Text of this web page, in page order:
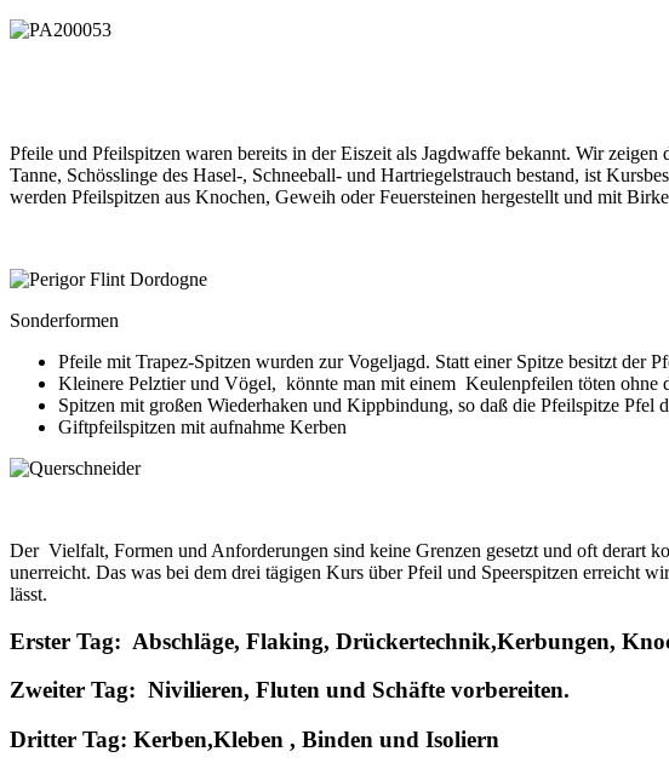
Pfeile und Pfeilspitzen waren bereits in der Eiszeit als Jagdwaffe bekannt. Wir
Tanne, Schösslinge des Hasel-, Schneeball- und Hartriegelstrauch bestand, ist
werden Pfeilspitzen aus Knochen, Geweih oder Feuersteinen hergestellt und mit
Sonderformen
Pfeile mit Trapez-Spitzen wurden zur Vogeljagd. Statt einer Spitze besitzt der
Kleinere Pelztier und Vögel, könnte man mit einem Keulenpfeilen töten ohne
Spitzen mit großen Wiederhaken und Kippbindung, so daß die Pfeilspitze
Giftpfeilspitzen mit aufnahme Kerben
Der Vielfalt, Formen und Anforderungen sind keine Grenzen gesetzt und oft derart
unerreicht. Das was bei dem drei tägigen Kurs über Pfeil und Speerspitzen erreicht
lässt.
Erster Tag: Abschläge, Flaking, Drückertechnik,Kerbungen,
Zweiter Tag: Nivilieren, Fluten und Schäfte vorbereiten.
Dritter Tag: Kerben,Kleben , Binden und Isoliern